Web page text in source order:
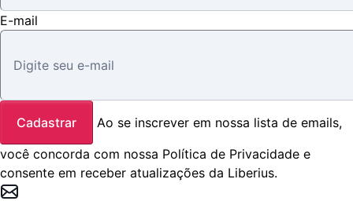
E-mail
Cadastrar
Ao se inscrever em nossa lista de emails,
você concorda com nossa Política de Privacidade e
consente em receber atualizações da Liberius.